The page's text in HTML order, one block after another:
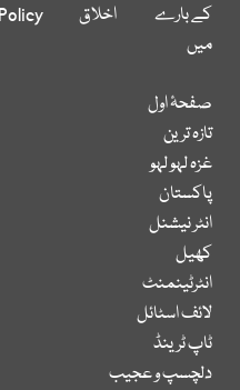
کے بارے
میں
اخلاق
Policy
صفحۂ اول
تازہ ترین
غزہ لہو لہو
پاکستان
انٹر نیشنل
کھیل
انٹرٹینمنٹ
لائف اسٹائل
ٹاپ ٹرینڈ
دلچسپ و عجیب